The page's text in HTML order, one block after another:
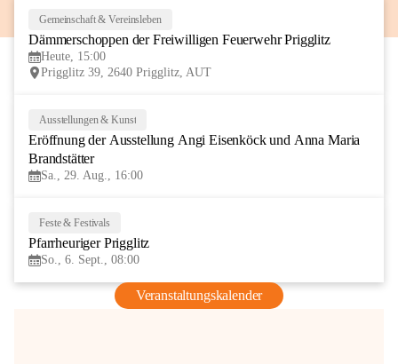
Gemeinschaft & Vereinsleben
Dämmerschoppen der Freiwilligen Feuerwehr Prigglitz
Heute, 15:00
Prigglitz 39, 2640 Prigglitz, AUT
AUG
Ausstellungen & Kunst
Eröffnung der Ausstellung Angi Eisenköck und Anna Maria
Brandstätter
Sa., 29. Aug., 16:00
Feste & Festivals
Pfarrheuriger Prigglitz
So., 6. Sept., 08:00
Veranstaltungskalender